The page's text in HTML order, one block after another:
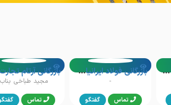
توسعه فولاد توسن سپاهان (بازرگانی توسن) بازرگانی فولاد ایرانیان (آی فولاد)
-
تماس گفتگو
مجید طباخی بناب
تماس